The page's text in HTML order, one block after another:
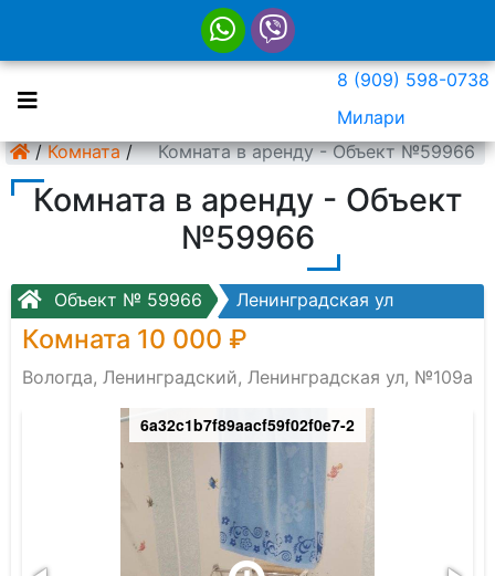
8 (909) 598-0738
Милари
/ Комната / Комната в аренду - Объект №59966
Комната в аренду - Объект
№59966
Объект № 59966 Ленинградская ул
Комната 10 000 ₽
Вологда, Ленинградский, Ленинградская ул, №109а
6a32c1b7f89aacf59f02f0e7-2